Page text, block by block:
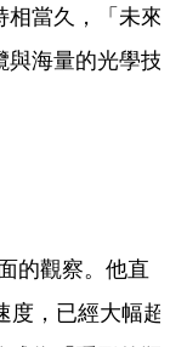
相當久，「未來
海量的光學技
的觀察。他直
度，已經大幅超